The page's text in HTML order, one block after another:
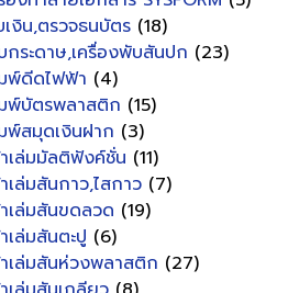
เงิน,ตรวจธนบัตร (18)
กระดาษ,เครื่องพับสันปก (23)
พ์ดีดไฟฟ้า (4)
พ์บัตรพลาสติก (15)
พ์สมุดเงินฝาก (3)
าเล่มมัลติฟังค์ชั่น (11)
เล่มสันกาว,ไสกาว (7)
เล่มสันขดลวด (19)
เล่มสันตะปู (6)
าเล่มสันห่วงพลาสติก (27)